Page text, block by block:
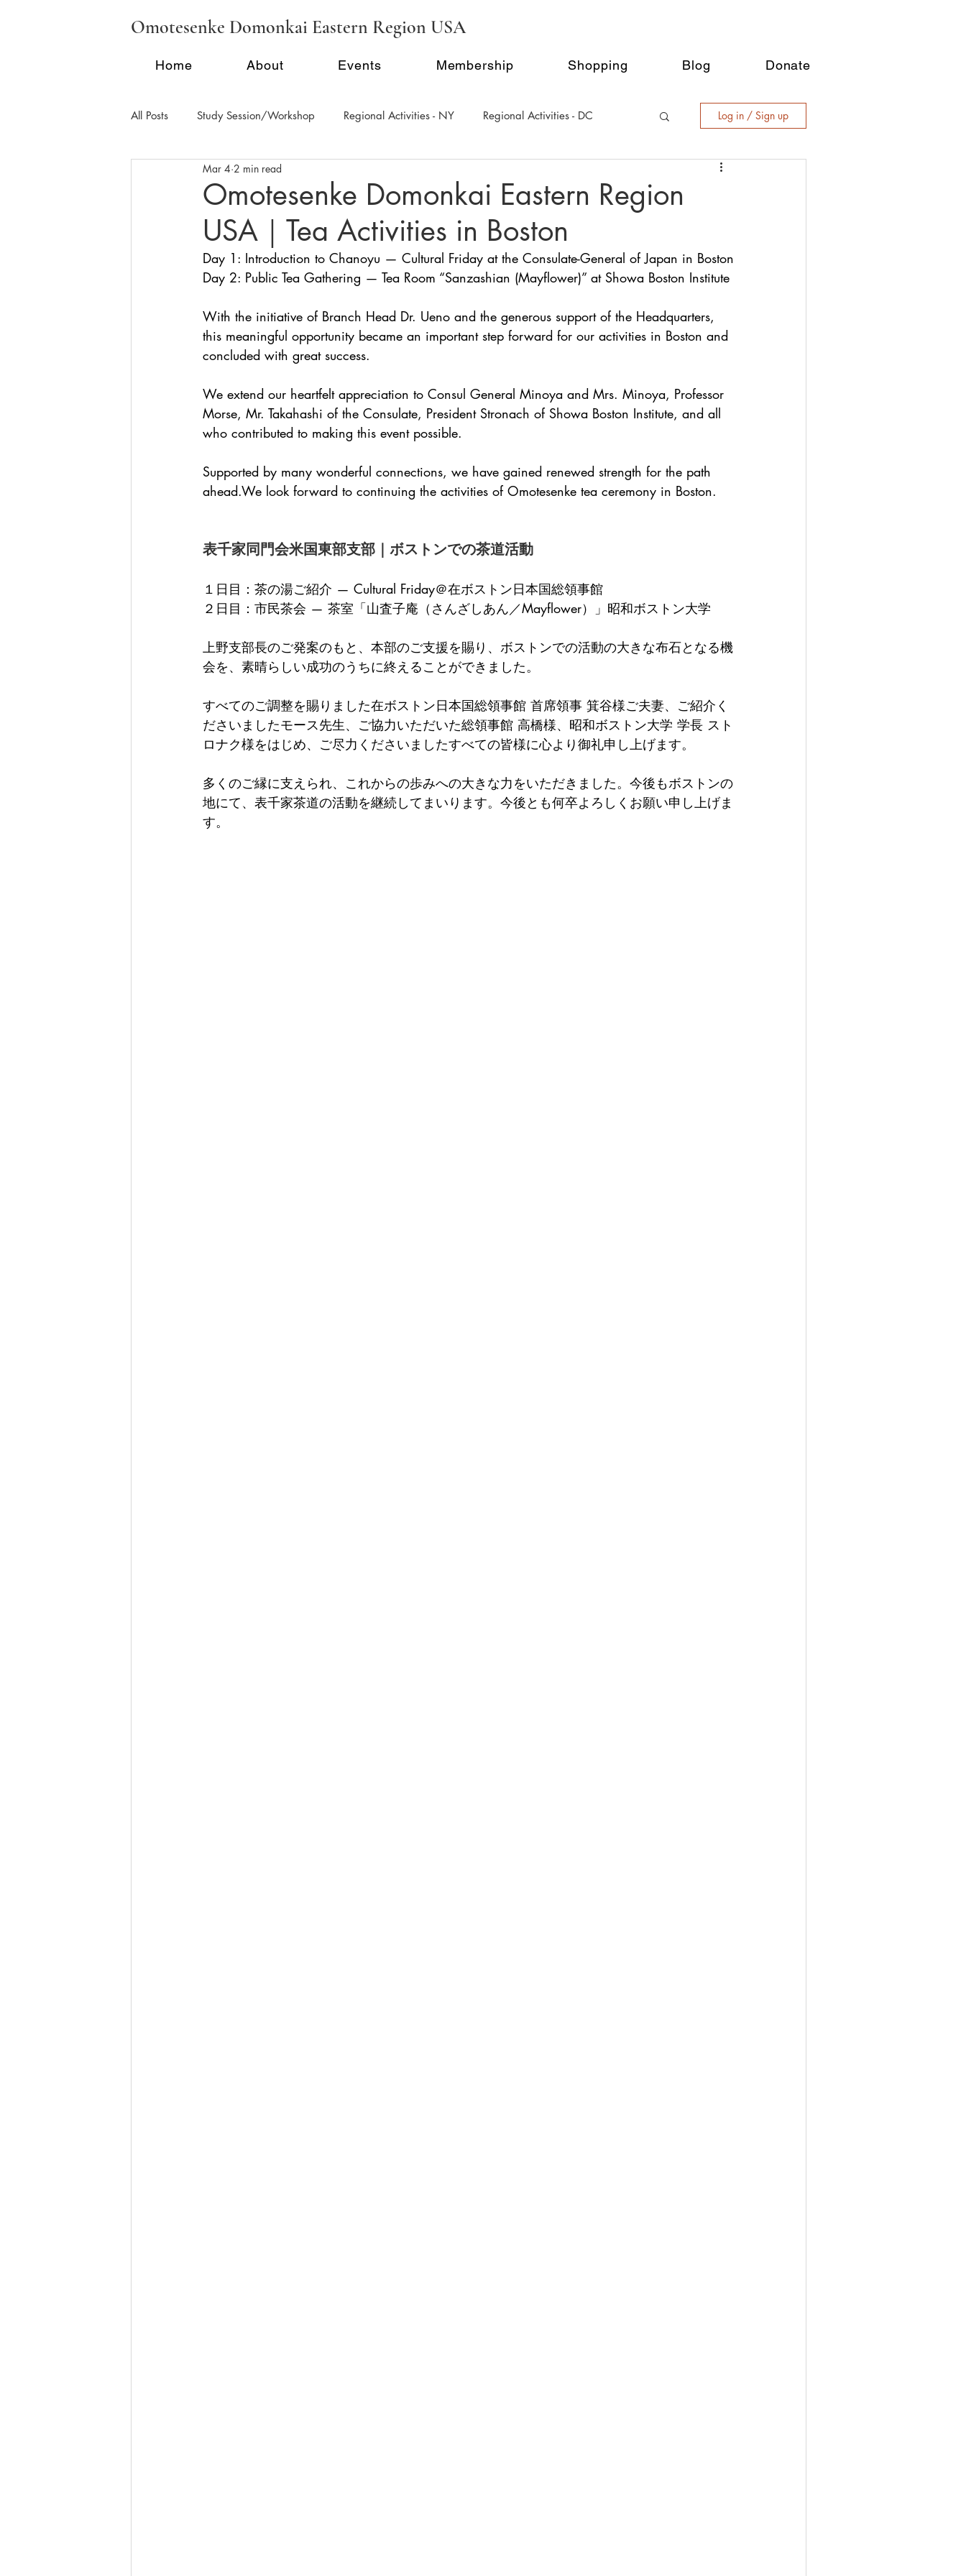
Omotesenke Domonkai Eastern Region USA
Home About Events Membership Shopping Blog Donate
All Posts Study Session/Workshop Regional Activities - NY Regional Activities - DC
Regional Activities - FL
School Tea/Clubs/Demonstration Inauguration Ceremony E-Seminar Series
Log in / Sign up
Omotesenke Domonkai Eastern Region
USA｜Tea Activities in Boston
Mar 4 2 min read
Day 1: Introduction to Chanoyu — Cultural Friday at the Consulate-General of Japan in Boston
Day 2: Public Tea Gathering — Tea Room “Sanzashian (Mayflower)” at Showa Boston Institute
With the initiative of Branch Head Dr. Ueno and the generous support of the Headquarters,
this meaningful opportunity became an important step forward for our activities in Boston and
concluded with great success.
We extend our heartfelt appreciation to Consul General Minoya and Mrs. Minoya, Professor
Morse, Mr. Takahashi of the Consulate, President Stronach of Showa Boston Institute, and all
who contributed to making this event possible.
Supported by many wonderful connections, we have gained renewed strength for the path
ahead.We look forward to continuing the activities of Omotesenke tea ceremony in Boston.
表千家同門会米国東部支部｜ボストンでの茶道活動
１日目：茶の湯ご紹介 — Cultural Friday＠在ボストン日本国総領事館
２日目：市民茶会 — 茶室「山査子庵（さんざしあん／Mayflower）」昭和ボストン大学
上野支部長のご発案のもと、本部のご支援を賜り、ボストンでの活動の大きな布石となる機
会を、素晴らしい成功のうちに終えることができました。
すべてのご調整を賜りました在ボストン日本国総領事館 首席領事 箕谷様ご夫妻、ご紹介く
ださいましたモース先生、ご協力いただいた総領事館 高橋様、昭和ボストン大学 学長 スト
ロナク様をはじめ、ご尽力くださいましたすべての皆様に心より御礼申し上げます。
多くのご縁に支えられ、これからの歩みへの大きな力をいただきました。今後もボストンの
地にて、表千家茶道の活動を継続してまいります。今後とも何卒よろしくお願い申し上げま
す。